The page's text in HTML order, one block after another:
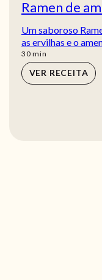
Ramen de
Um saboroso
as ervilhas e o
30min
min
VER RECEITA